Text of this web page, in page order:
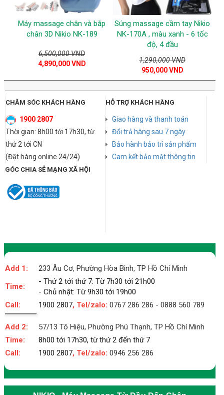
Máy massage chân và bắp
chân 3D Nikio NK-189
6,500,000 VND
4,890,000 VND
Súng massage cầm tay Nikio
NK-170A , màu xanh - 6 tốc
độ, 4 đầu
1,290,000 VND
950,000 VND
CHĂM SÓC KHÁCH HÀNG
1900 2807
Thời gian: 8h00 tới 17h30, từ
thứ 2 tới CN
(Đặt hàng online 24/24)
HỖ TRỢ KHÁCH HÀNG
Giao hàng và thanh toán
Đổi trả hàng sau 7 ngày
Bảo hành bảo trì sản phẩm
Cam kết bảo mật thông tin
GÓC CHIA SẺ MẠNG XÃ HỘI
Add 1: 233 Âu Cơ, Phường Hòa Bình, TP Hồ Chí Minh
Time:
- Thứ 2 tới thứ 7: Từ 7h30 tới 21h00
- Chủ nhật: Từ 9h30 tới 19h00
Call:
1900 2807, Tel/zalo:0767 286 286 -0888 560 789
Add 2:
57/13 Tô Hiệu, Phường Phú Thạnh, TP Hồ Chí Minh
Time:
8h00 tới 17h30, từ thứ 2 đến thứ 7
Call:
1900 2807, Tel/zalo:0946 256 286